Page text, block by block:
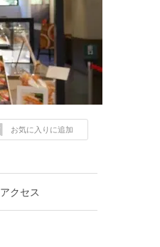
お気に入りに追加
アクセス